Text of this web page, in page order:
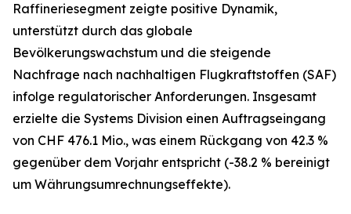
Raffineriesegment zeigte positive Dynamik,
unterstützt durch das globale
Bevölkerungswachstum und die steigende
Nachfrage nach nachhaltigen Flugkraftstoffen (SAF)
infolge regulatorischer Anforderungen. Insgesamt
erzielte die Systems Division einen Auftragseingang
von CHF 476.1 Mio., was einem Rückgang von 42.3 %
gegenüber dem Vorjahr entspricht (-38.2 % bereinigt
um Währungsumrechnungseffekte).